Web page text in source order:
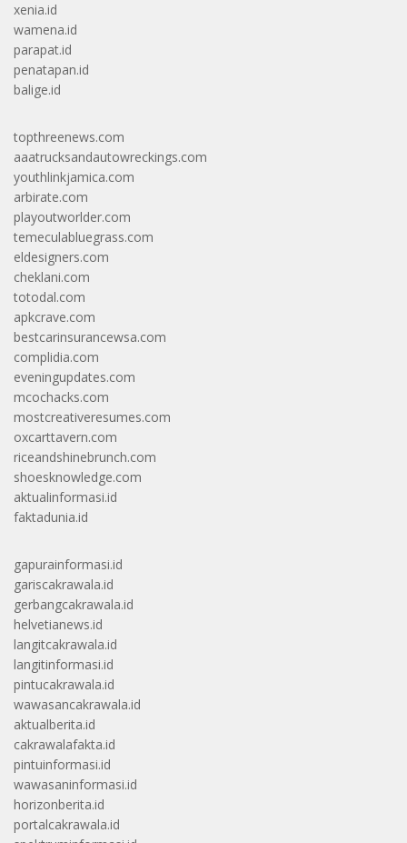
xenia.id
wamena.id
parapat.id
penatapan.id
balige.id
topthreenews.com
aaatrucksandautowreckings.com
youthlinkjamica.com
arbirate.com
playoutworlder.com
temeculabluegrass.com
eldesigners.com
cheklani.com
totodal.com
apkcrave.com
bestcarinsurancewsa.com
complidia.com
eveningupdates.com
mcochacks.com
mostcreativeresumes.com
oxcarttavern.com
riceandshinebrunch.com
shoesknowledge.com
aktualinformasi.id
faktadunia.id
gapurainformasi.id
gariscakrawala.id
gerbangcakrawala.id
helvetianews.id
langitcakrawala.id
langitinformasi.id
pintucakrawala.id
wawasancakrawala.id
aktualberita.id
cakrawalafakta.id
pintuinformasi.id
wawasaninformasi.id
horizonberita.id
portalcakrawala.id